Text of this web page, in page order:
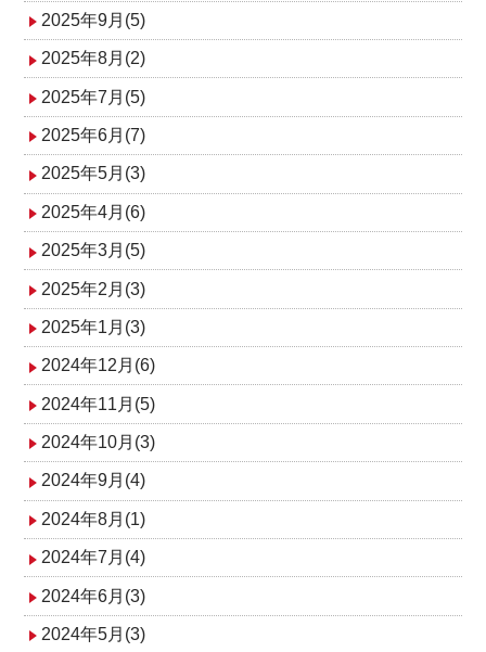
2025年9月(5)
2025年8月(2)
2025年7月(5)
2025年6月(7)
2025年5月(3)
2025年4月(6)
2025年3月(5)
2025年2月(3)
2025年1月(3)
2024年12月(6)
2024年11月(5)
2024年10月(3)
2024年9月(4)
2024年8月(1)
2024年7月(4)
2024年6月(3)
2024年5月(3)